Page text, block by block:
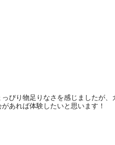
ぴり物足りなさを感じましたが
あれば体験したいと思います！